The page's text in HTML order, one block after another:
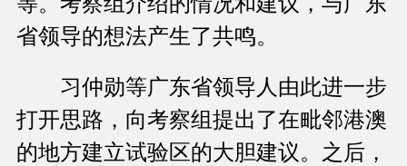
省领导的想法产生了共鸣。
习仲勋等广东省领导人由此进一步
打开思路，向考察组提出了在毗邻港澳
的地方建立试验区的大胆建议。之后，